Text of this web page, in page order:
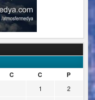
C C P
1
2